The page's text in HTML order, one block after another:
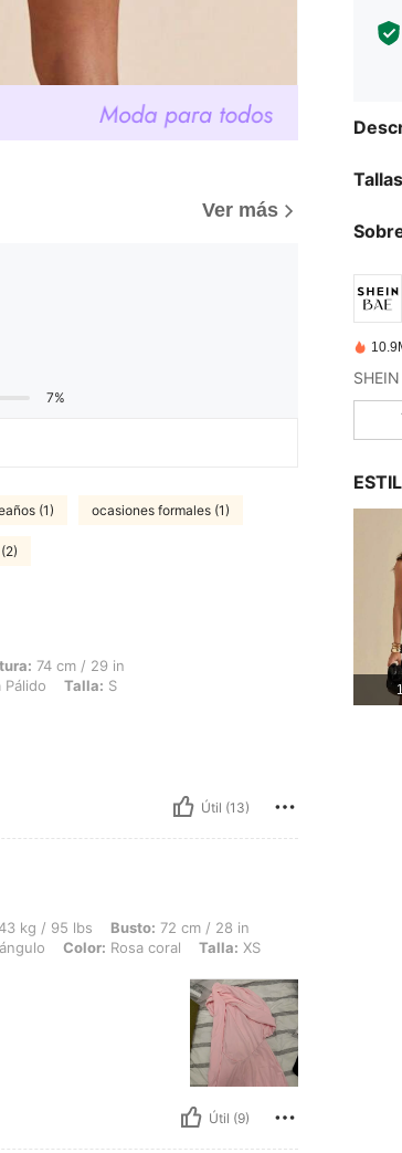
Ver más
7%
(1) ocasiones formales (1)
Caderas: 104 cm / 41 in, Forma del cuerpo: Reloj de arena,
74 cm / 29 in
Pálido Talla: S
Útil (13)
72 cm / 28 in, Cintura: 58 cm / 23 in, Caderas: 80 cm / 31
kg / 95 lbs Busto: 72 cm / 28 in
Color: Rosa coral Talla: XS
Útil (9)